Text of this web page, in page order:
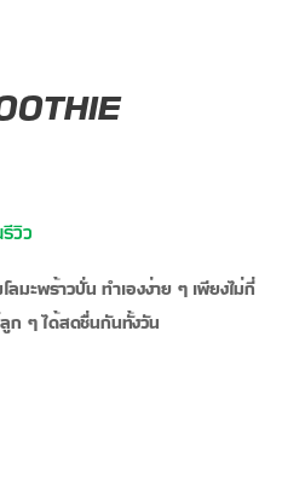
วิว
มะพร้าวปั่น ทำเองง่าย ๆ เพียงไม่กี่
ก ๆ ได้สดชื่นกันทั้งวัน